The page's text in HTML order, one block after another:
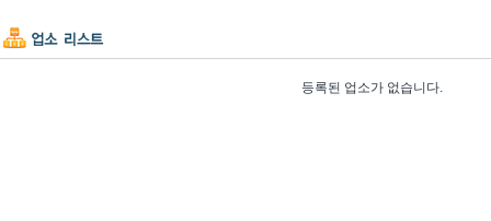
등록된 업소가 없습니다.